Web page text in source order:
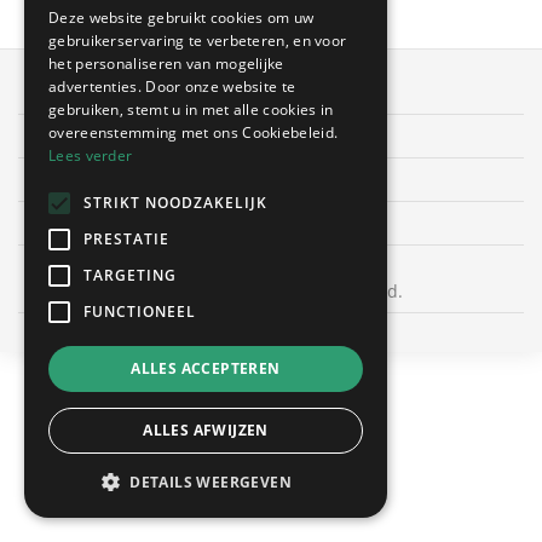
OffertesOnline.be © 2026
Algemene voorwaarden
Bekijk ook sanitair in Nederland.
Deze website gebruikt cookies om uw
gebruikerservaring te verbeteren, en voor
het personaliseren van mogelijke
advertenties. Door onze website te
gebruiken, stemt u in met alle cookies in
overeenstemming met ons Cookiebeleid.
Lees verder
STRIKT NOODZAKELIJK
PRESTATIE
TARGETING
FUNCTIONEEL
ALLES ACCEPTEREN
ALLES AFWIJZEN
DETAILS WEERGEVEN